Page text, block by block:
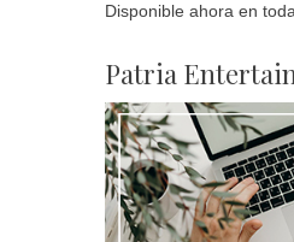
Disponible ahora en
Patria